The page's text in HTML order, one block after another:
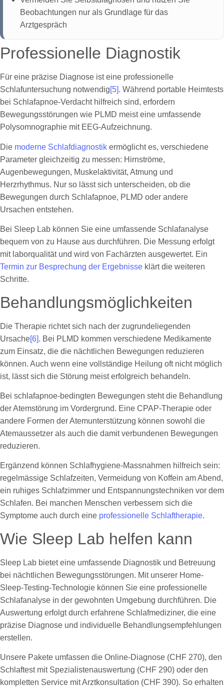
Beobachtungen nur als Grundlage für das
Arztgespräch
Professionelle Diagnostik
Für eine präzise Diagnose ist eine professionelle
Schlafuntersuchung notwendig[5]. Während portable Heimtests
bei Schlafapnoe-Verdacht hilfreich sind, erfordern
Bewegungsstörungen wie PLMD meist eine umfassende
Polysomnographie mit EEG-Aufzeichnung.
Die moderne Schlafdiagnostik ermöglicht es, verschiedene
Parameter gleichzeitig zu messen: Hirnströme,
Augenbewegungen, Muskelaktivität, Atmung und
Herzrhythmus. Nur so lässt sich unterscheiden, ob die
Bewegungen durch Schlafapnoe, PLMD oder andere
Ursachen entstehen.
Bei Sleep Lab können Sie eine umfassende Schlafanalyse
bequem von zu Hause aus durchführen. Die Messung erfolgt
mit laborqualität und wird von Fachärzten ausgewertet. Ein
Termin zur Besprechung der Ergebnisse klärt die weiteren
Schritte.
Behandlungsmöglichkeiten
Die Therapie richtet sich nach der zugrundeliegenden
Ursache[6]. Bei PLMD kommen verschiedene Medikamente
zum Einsatz, die die nächtlichen Bewegungen reduzieren
können. Auch wenn eine vollständige Heilung oft nicht möglich
ist, lässt sich die Störung meist erfolgreich behandeln.
Bei schlafapnoe-bedingten Bewegungen steht die Behandlung
der Atemstörung im Vordergrund. Eine CPAP-Therapie oder
andere Formen der Atemunterstützung können sowohl die
Atemaussetzer als auch die damit verbundenen Bewegungen
reduzieren.
Ergänzend können Schlafhygiene-Massnahmen hilfreich sein:
regelmässige Schlafzeiten, Vermeidung von Koffein am Abend,
ein ruhiges Schlafzimmer und Entspannungstechniken vor dem
Schlafen. Bei manchen Menschen verbessern sich die
Symptome auch durch eine professionelle Schlaftherapie.
Wie Sleep Lab helfen kann
Sleep Lab bietet eine umfassende Diagnostik und Betreuung
bei nächtlichen Bewegungsstörungen. Mit unserer Home-
Sleep-Testing-Technologie können Sie eine professionelle
Schlafanalyse in der gewohnten Umgebung durchführen. Die
Auswertung erfolgt durch erfahrene Schlafmediziner, die eine
präzise Diagnose und individuelle Behandlungsempfehlungen
erstellen.
Unsere Pakete umfassen die Online-Diagnose (CHF 270), den
Schlaftest mit Spezialistenauswertung (CHF 290) oder den
kompletten Service mit Arztkonsultation (CHF 390). So erhalten